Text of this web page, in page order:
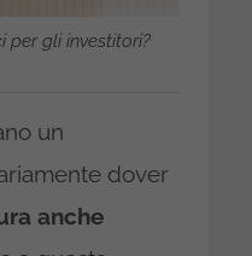
per gli investitori?
un
dover
anche